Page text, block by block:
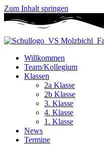
Zum Inhalt springen
Willkommen
Team/Kollegium
Klassen
2a Klasse
2b Klasse
3. Klasse
4. Klasse
1. Klasse
News
Termine